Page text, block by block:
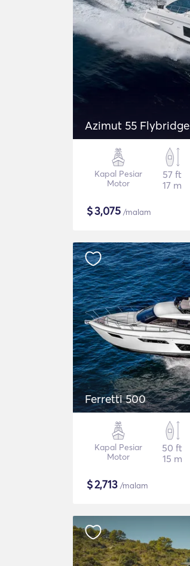
Azimut 55 Flybridge
Kapal Pesiar
Motor
57 ft
17 m
$3,075 /malam
Ferretti 500
Kapal Pesiar
Motor
50 ft
15 m
$2,713 /malam